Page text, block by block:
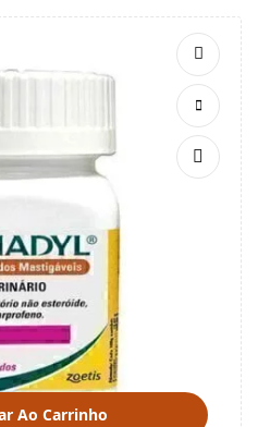
Ao Carrinho